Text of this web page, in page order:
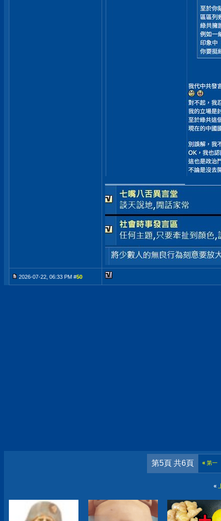
2026-07-22, 06:33 PM #50
第5頁 共6頁 «第一
«